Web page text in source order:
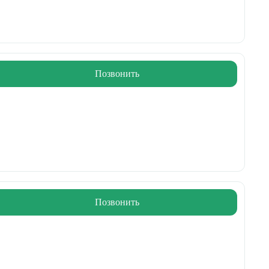
Позвонить
Позвонить